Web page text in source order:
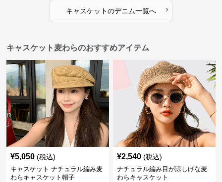
キャスケットのデニム一覧へ ›
キャスケット麦わらのおすすめアイテム
¥5,050 (税込)
キャスケット ナチュラル編み麦
わらキャスケット帽子
¥2,540 (税込)
ナチュラル編み目が涼しげな麦
わらキャスケット